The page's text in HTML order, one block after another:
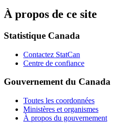
À propos de ce site
Statistique Canada
Contactez StatCan
Centre de confiance
Gouvernement du Canada
Toutes les coordonnées
Ministères et organismes
À propos du gouvernement